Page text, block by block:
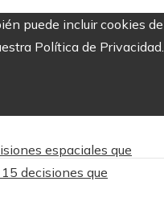
puede incluir cookies de
Política de Privacidad.
espaciales que
decisiones que